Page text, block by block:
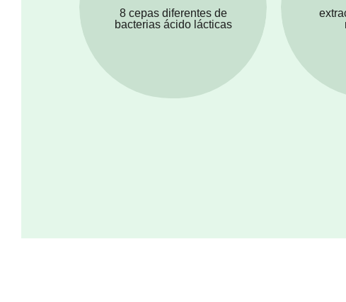
8 cepas diferentes de
bacterias ácido lácticas